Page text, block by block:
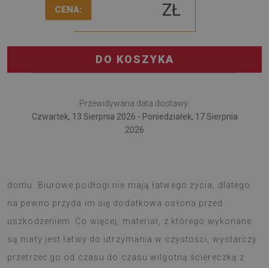
CENA: ZŁ
DO KOSZYKA
Przewidywana data dostawy:
Czwartek, 13 Sierpnia 2026 - Poniedziałek, 17 Sierpnia
2026
domu. Biurowe podłogi nie mają łatwego życia, dlatego
na pewno przyda im się dodatkowa osłona przed
uszkodzeniem. Co więcej, materiał, z którego wykonane
są maty jest łatwy do utrzymania w czystości, wystarczy
przetrzeć go od czasu do czasu wilgotną ściereczką z